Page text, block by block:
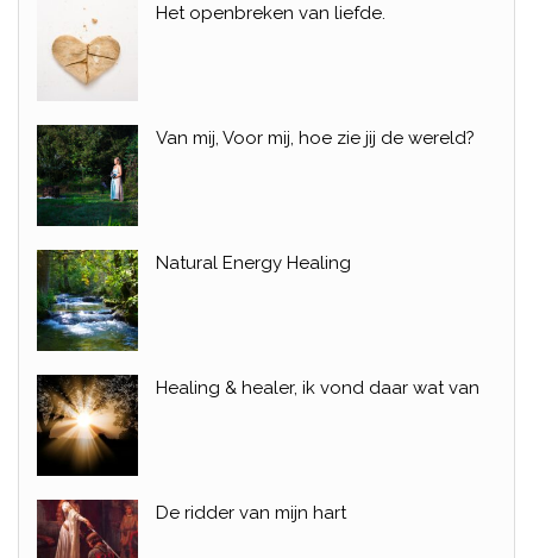
Het openbreken van liefde.
Van mij, Voor mij, hoe zie jij de wereld?
Natural Energy Healing
Healing & healer, ik vond daar wat van
De ridder van mijn hart